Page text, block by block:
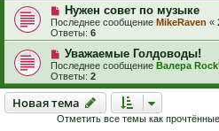
Нужен совет по музыке
Последнее сообщение MikeRaven «
Ответы: 6
Уважаемые Голдоводы!
Последнее сообщение Валера
Ответы: 2
Новая тема
Новаятема
Отметить все темы как прочтённые